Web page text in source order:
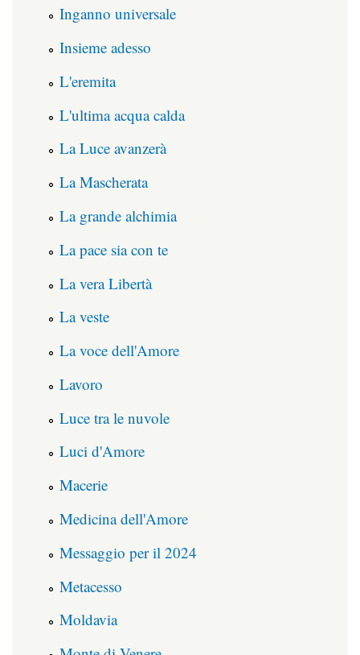
Inganno universale
Insieme adesso
L'eremita
L'ultima acqua calda
La Luce avanzerà
La Mascherata
La grande alchimia
La pace sia con te
La vera Libertà
La veste
La voce dell'Amore
Lavoro
Luce tra le nuvole
Luci d'Amore
Macerie
Medicina dell'Amore
Messaggio per il 2024
Metacesso
Moldavia